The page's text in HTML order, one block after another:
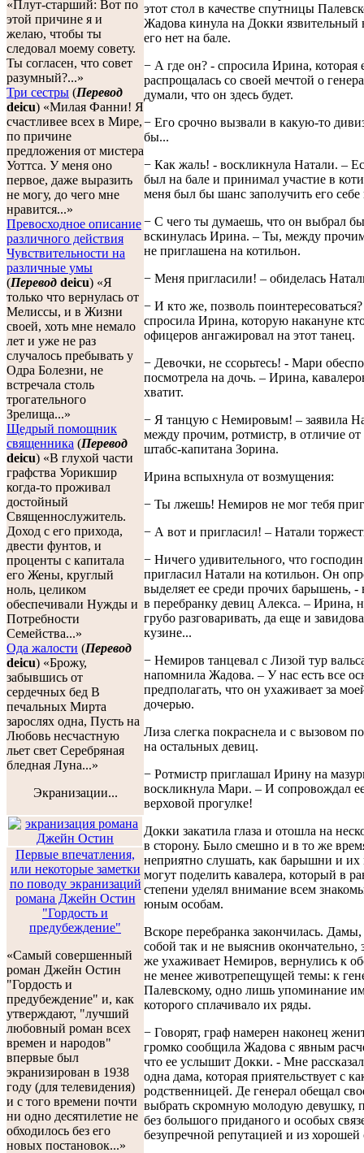
«Плут-старший: Вот по
этой причине я и
желаю, чтобы ты
следовал моему совету.
Ты согласен, что совет
разумный?...»
Три сестры (Перевод
deicu) «Милая Фанни! Я
счастливее всех в Мире,
по причине
предложения от мистера
Уоттса. У меня оно
первое, даже выразить
не могу, до чего мне
нравится...»
Превосходное описание
различного действия
Чувствительности на
различные умы
(Перевод deicu) «Я
только что вернулась от
Мелиссы, и в Жизни
своей, хоть мне немало
лет и уже не раз
случалось пребывать у
Одра Болезни, не
встречала столь
трогательного
Зрелища...»
Щедрый помощник
священника (Перевод
deicu) «В глухой части
графства Уорикшир
когда-то проживал
достойный
Священнослужитель.
Доход с его прихода,
двести фунтов, и
проценты с капитала
его Жены, круглый
ноль, целиком
обеспечивали Нужды и
Потребности
Семейства...»
Ода жалости (Перевод
deicu) «Брожу,
забывшись от
сердечных бед В
печальных Мирта
зарослях одна, Пусть на
Любовь несчастную
льет свет Серебряная
бледная Луна...»
Экранизации...
Первые впечатления,
или некоторые заметки
по поводу экранизаций
романа Джейн Остин
"Гордость и
предубеждение"
«Самый совершенный
роман Джейн Остин
"Гордость и
предубеждение" и, как
утверждают, "лучший
любовный роман всех
времен и народов"
впервые был
экранизирован в 1938
году (для телевидения)
и с того времени почти
ни одно десятилетие не
обходилось без его
новых постановок...»
этот стол в качестве спутницы
Жадова кинула на Докки язвительный
его нет на бале.
− А где он? - спросила Ирина, которая
распрощалась со своей мечтой о
думали, что он здесь будет.
− Его срочно вызвали в какую-то
бы...
− Как жаль! - воскликнула Натали. –
был на бале и принимал участие в
меня был бы шанс заполучить его себе
− С чего ты думаешь, что он выбрал бы
вскинулась Ирина. – Ты, между
не приглашена на котильон.
− Меня пригласили! – обиделась
− И кто же, позволь
спросила Ирина, которую накануне
офицеров ангажировал на этот танец.
− Девочки, не ссорьтесь! - Мари
посмотрела на дочь. – Ирина,
хватит.
− Я танцую с Немировым! – заявила
между прочим, ротмистр, в отличие от
штабс-капитана Зорина.
Ирина вспыхнула от возмущения:
− Ты лжешь! Немиров не мог тебя
− А вот и пригласил! – Натали
− Ничего удивительного, что
пригласил Натали на котильон. Он
выделяет ее среди прочих барышень, -
в перебранку девиц Алекса. – Ирина,
грубо разговаривать, да еще и
кузине...
− Немиров танцевал с Лизой тур
напомнила Жадова. – У нас есть все
предполагать, что он ухаживает за
дочерью.
Лиза слегка покраснела и с вызовом
на остальных девиц.
− Ротмистр приглашал Ирину на
воскликнула Мари. – И сопровождал
верховой прогулке!
Докки закатила глаза и отошла на
в сторону. Было смешно и в то же
неприятно слушать, как барышни и их
могут поделить кавалера, который в
степени уделял внимание всем
юным особам.
Вскоре перебранка закончилась.
собой так и не выяснив окончательно,
же ухаживает Немиров, вернулись к
не менее животрепещущей темы: к
Палевскому, одно лишь упоминание
которого сплачивало их ряды.
− Говорят, граф намерен наконец
громко сообщила Жадова с явным
что ее услышит Докки. - Мне
одна дама, которая приятельствует с
родственницей. Де генерал обещал
выбрать скромную молодую девушку,
без большого приданого и особых
безупречной репутацией и из хорошей